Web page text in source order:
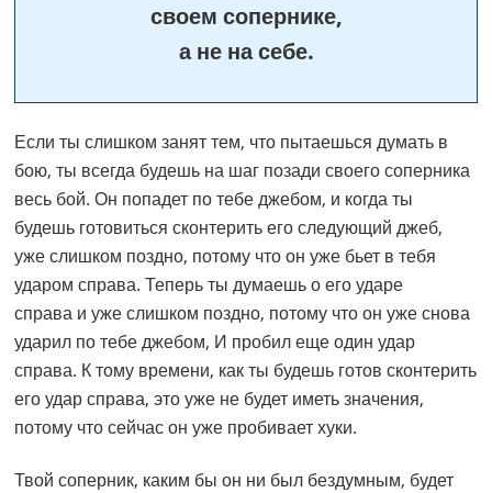
своем сопернике,
а не на себе.
Если ты слишком занят тем, что пытаешься думать в
бою, ты всегда будешь на шаг позади своего соперника
весь бой. Он попадет по тебе джебом, и когда ты
будешь готовиться сконтерить его следующий джеб,
уже слишком поздно, потому что он уже бьет в тебя
ударом справа. Теперь ты думаешь о его ударе
справа и уже слишком поздно, потому что он уже снова
ударил по тебе джебом, И пробил еще один удар
справа. К тому времени, как ты будешь готов сконтерить
его удар справа, это уже не будет иметь значения,
потому что сейчас он уже пробивает хуки.
Твой соперник, каким бы он ни был бездумным, будет